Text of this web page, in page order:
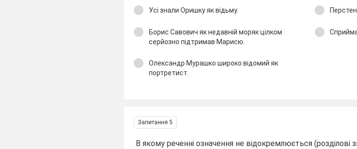
Усі знали Оришку як відьму.
Борис Савович як недавній моряк цілком
серйозно підтримав Марисю.
Олександр Мурашко широко відомий як
портретист.
Запитання 5
В якому реченні означення не відокремлюється (розділові